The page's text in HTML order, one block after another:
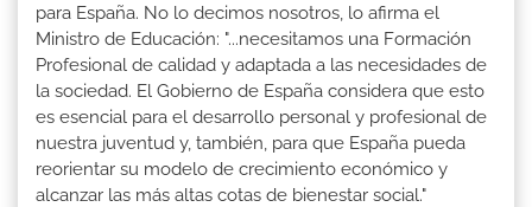
para España. No lo decimos nosotros, lo afirma el
Ministro de Educación: "...necesitamos una Formación
Profesional de calidad y adaptada a las necesidades de
la sociedad. El Gobierno de España considera que esto
es esencial para el desarrollo personal y profesional de
nuestra juventud y, también, para que España pueda
reorientar su modelo de crecimiento económico y
alcanzar las más altas cotas de bienestar social."